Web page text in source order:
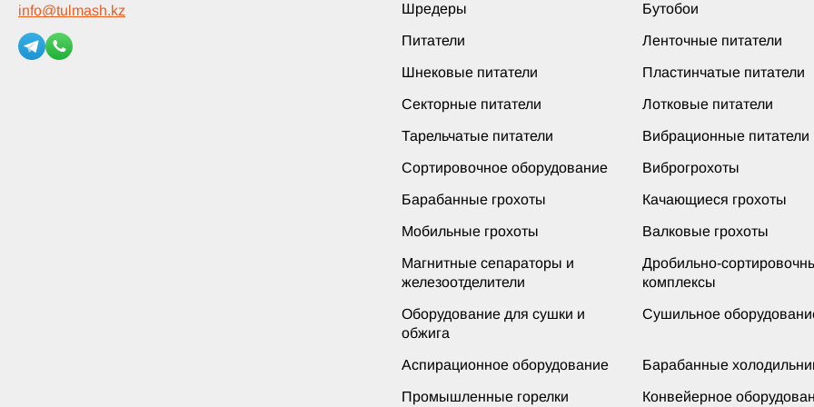
info@tulmash.kz Шредеры Бутобои
Питатели Ленточные питатели
Шнековые питатели Пластинчатые питатели
Секторные питатели Лотковые питатели
Тарельчатые питатели Вибрационные питатели
Сортировочное оборудование Виброгрохоты
Барабанные грохоты Качающиеся грохоты
Мобильные грохоты Валковые грохоты
Магнитные сепараторы и
железоотделители
Дробильно-
комплексы
Оборудование для сушки и
обжига
Сушильное
Аспирационное оборудование Барабанные
Промышленные горелки Конвейерное